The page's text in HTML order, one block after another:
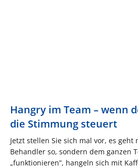
Hangry im Team – wenn
die Stimmung steuert
Jetzt stellen Sie sich mal vor, es
Behandler so, sondern dem ganzen
„funktionieren”, hangeln sich mit